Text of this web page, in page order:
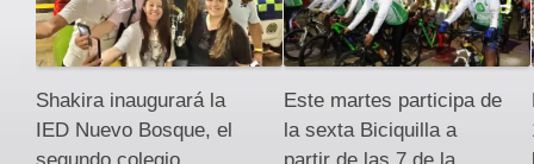
Shakira inaugurará la
IED Nuevo Bosque, el
Este martes participa de
la sexta Biciquilla a